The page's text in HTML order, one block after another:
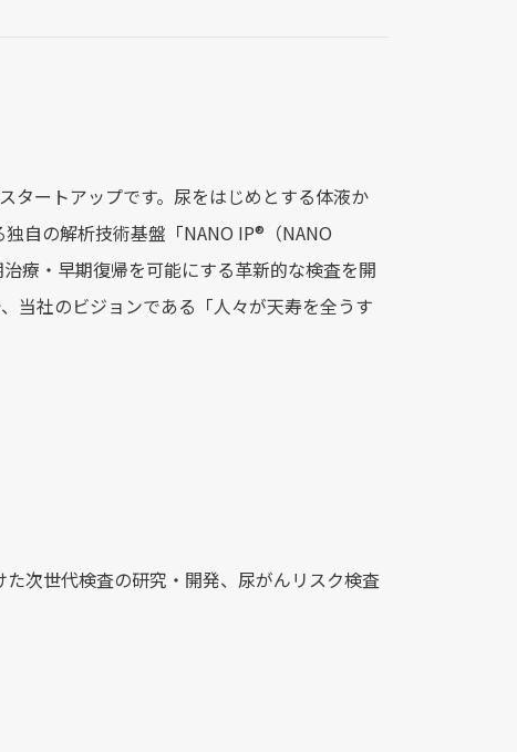
ートアップです。尿をはじめとする体液か
自の解析技術基盤「NANO IP®︎（NANO
療・早期復帰を可能にする革新的な検査を開
当社のビジョンである「人々が天寿を全うす
次世代検査の研究・開発、尿がんリスク検査